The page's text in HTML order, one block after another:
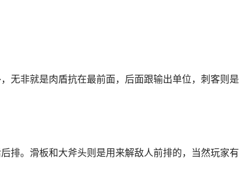
无非就是肉盾抗在最前面，后面跟输出单位，刺客则是
排。滑板和大斧头则是用来解敌人前排的，当然玩家有